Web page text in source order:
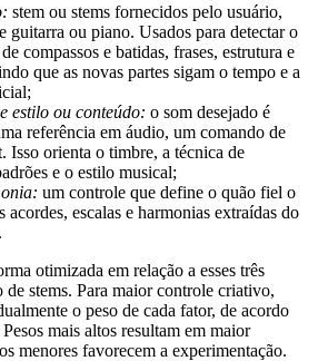
stem ou stems fornecidos pelo usuário,
guitarra ou piano. Usados para detectar o
compassos e batidas, frases, estrutura e
que as novas partes sigam o tempo e a
estilo ou conteúdo: o som desejado é
referência em áudio, um comando de
Isso orienta o timbre, a técnica de
e o estilo musical;
um controle que define o quão fiel o
acordes, escalas e harmonias extraídas do
otimizada em relação a esses três
de stems. Para maior controle criativo,
o peso de cada fator, de acordo
mais altos resultam em maior
menores favorecem a experimentação.